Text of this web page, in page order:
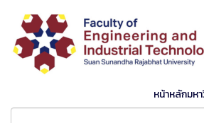
หน้าหลักมห